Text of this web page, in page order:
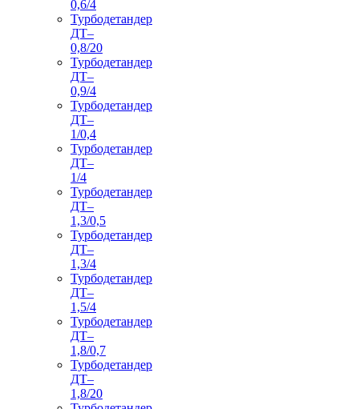
0,6/4
Турбодетандер
ДТ–
0,8/20
Турбодетандер
ДТ–
0,9/4
Турбодетандер
ДТ–
1/0,4
Турбодетандер
ДТ–
1/4
Турбодетандер
ДТ–
1,3/0,5
Турбодетандер
ДТ–
1,3/4
Турбодетандер
ДТ–
1,5/4
Турбодетандер
ДТ–
1,8/0,7
Турбодетандер
ДТ–
1,8/20